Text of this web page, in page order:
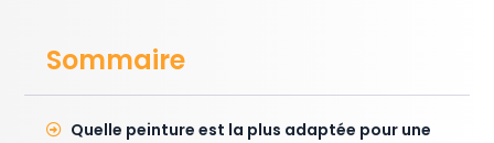
Sommaire
Quelle peinture est la plus adaptée pour une